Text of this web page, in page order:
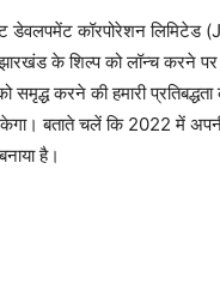
डेवलपमेंट कॉरपोरेशन लिमिटेड
झारखंड के शिल्प को लॉन्च करने
समृद्ध करने की हमारी
बताते चलें कि 2022 में
है।